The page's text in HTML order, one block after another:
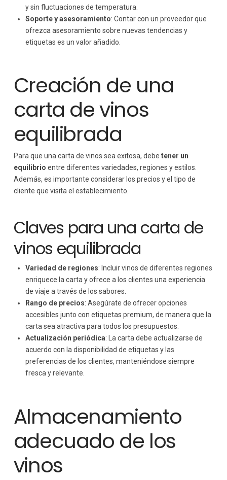
y sin fluctuaciones de temperatura.
Soporte y asesoramiento: Contar con un proveedor que
ofrezca asesoramiento sobre nuevas tendencias y
etiquetas es un valor añadido.
Creación de una
carta de vinos
equilibrada
Para que una carta de vinos sea exitosa, debe tener un
equilibrio entre diferentes variedades, regiones y estilos.
Además, es importante considerar los precios y el tipo de
cliente que visita el establecimiento.
Claves para una carta de
vinos equilibrada
Variedad de regiones: Incluir vinos de diferentes regiones
enriquece la carta y ofrece a los clientes una experiencia
de viaje a través de los sabores.
Rango de precios: Asegúrate de ofrecer opciones
accesibles junto con etiquetas premium, de manera que la
carta sea atractiva para todos los presupuestos.
Actualización periódica: La carta debe actualizarse de
acuerdo con la disponibilidad de etiquetas y las
preferencias de los clientes, manteniéndose siempre
fresca y relevante.
Almacenamiento
adecuado de los
vinos